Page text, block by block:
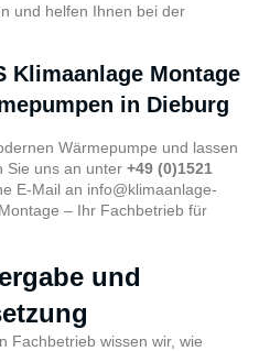
und helfen Ihnen bei der
Klimaanlage Montage
in Dieburg
Wärmepumpe und lassen
Sie uns an unter +49 (0)1521
E-Mail an info@klimaanlage-
– Ihr Fachbetrieb für
und
Fachbetrieb wissen wir, wie